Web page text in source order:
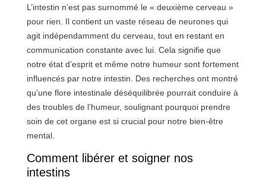
L’intestin n’est pas surnommé le « deuxième cerveau »
pour rien. Il contient un vaste réseau de neurones qui
agit indépendamment du cerveau, tout en restant en
communication constante avec lui. Cela signifie que
notre état d’esprit et même notre humeur sont fortement
influencés par notre intestin. Des recherches ont montré
qu’une flore intestinale déséquilibrée pourrait conduire à
des troubles de l’humeur, soulignant pourquoi prendre
soin de cet organe est si crucial pour notre bien-être
mental.
Comment libérer et soigner nos
intestins